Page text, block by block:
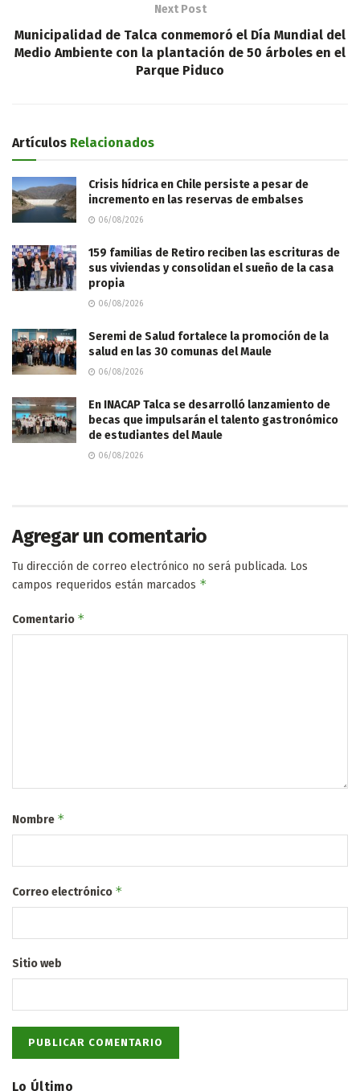
Next Post
Municipalidad de Talca conmemoró el Día Mundial del
Medio Ambiente con la plantación de 50 árboles en el
Parque Piduco
Artículos Relacionados
Crisis hídrica en Chile persiste a pesar de
incremento en las reservas de embalses
06/08/2026
159 familias de Retiro reciben las escrituras de
sus viviendas y consolidan el sueño de la casa
propia
06/08/2026
Seremi de Salud fortalece la promoción de la
salud en las 30 comunas del Maule
06/08/2026
En INACAP Talca se desarrolló lanzamiento de
becas que impulsarán el talento gastronómico
de estudiantes del Maule
06/08/2026
Agregar un comentario
Tu dirección de correo electrónico no será publicada. Los
campos requeridos están marcados *
Comentario *
Nombre *
Correo electrónico *
Sitio web
Lo Último